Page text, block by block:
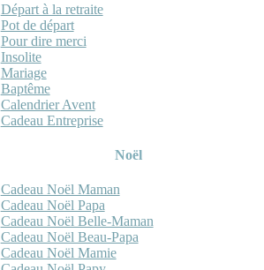
Départ à la retraite
Pot de départ
Pour dire merci
Insolite
Mariage
Baptême
Calendrier Avent
Cadeau Entreprise
Noël
Cadeau Noël Maman
Cadeau Noël Papa
Cadeau Noël Belle-Maman
Cadeau Noël Beau-Papa
Cadeau Noël Mamie